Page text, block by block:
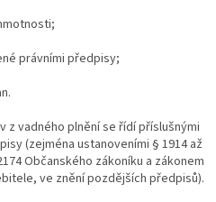
právními předpisy;
z vadného plnění se řídí příslušnými
(zejména ustanoveními § 1914 až
Občanského zákoníku a zákonem
ve znění pozdějších předpisů).